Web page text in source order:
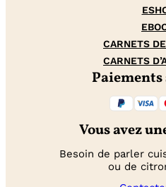
CARNETS
CARNETS
Paiements
Vous avez
Besoin de parler
ou de